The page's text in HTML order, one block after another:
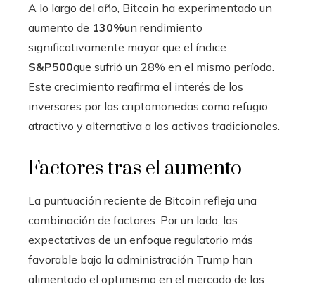
A lo largo del año, Bitcoin ha experimentado un
aumento de 130%un rendimiento
significativamente mayor que el índice
S&P500que sufrió un 28% en el mismo período.
Este crecimiento reafirma el interés de los
inversores por las criptomonedas como refugio
atractivo y alternativa a los activos tradicionales.
Factores tras el aumento
La puntuación reciente de Bitcoin refleja una
combinación de factores. Por un lado, las
expectativas de un enfoque regulatorio más
favorable bajo la administración Trump han
alimentado el optimismo en el mercado de las